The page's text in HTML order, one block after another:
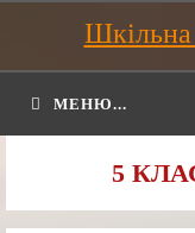
Шкільна
МЕНЮ...
5